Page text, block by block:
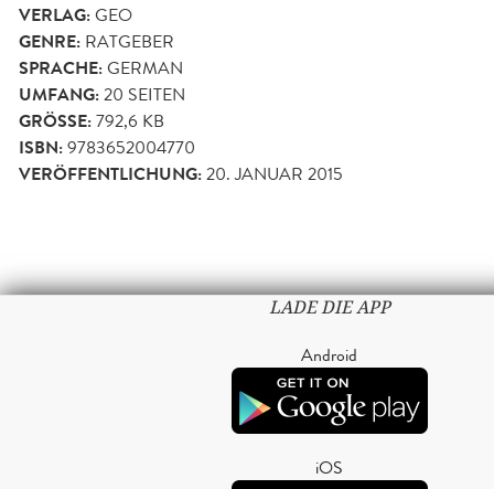
VERLAG:GEO
GENRE: RATGEBER
SPRACHE:GERMAN
UMFANG:20 SEITEN
GRÖSSE: 792,6 KB
ISBN:9783652004770
VERÖFFENTLICHUNG:20. JANUAR 2015
LADE DIE APP
Android
iOS